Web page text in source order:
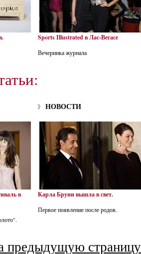
Sports Illustrated в Лас-Вегасе
Вечеринка журнала
в
НОВОСТИ
Карла Бруни вышла в свет.
Первое появление после родов.
предыдущую страницу